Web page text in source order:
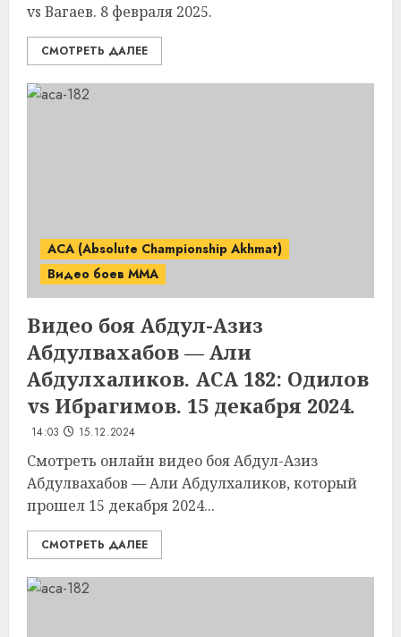
vs Вагаев. 8 февраля 2025.
СМОТРЕТЬ ДАЛЕЕ
ACA (Absolute Championship Akhmat)
Видео боев MMA
Видео боя Абдул-Азиз
Абдулвахабов — Али
Абдулхаликов. ACA 182: Одилов
vs Ибрагимов. 15 декабря 2024.
14:03 15.12.2024
Смотреть онлайн видео боя Абдул-Азиз
Абдулвахабов — Али Абдулхаликов, который
прошел 15 декабря 2024...
СМОТРЕТЬ ДАЛЕЕ